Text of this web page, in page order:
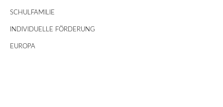
SCHULFAMILIE
INDIVIDUELLE FÖRDERUNG
EUROPA